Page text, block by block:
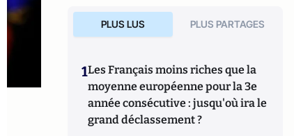
PLUS LUS PLUS PARTAGES
1Les Français moins riches que la
moyenne européenne pour la 3e
année consécutive : jusqu'où ira le
grand déclassement ?